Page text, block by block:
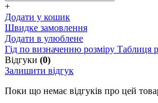
+
Додати у кошик
Швидке замовлення
Додати в улюблене
Гід по визначенню розміру Таблиця
Відгуки (0)
Залишити відгук
Поки що немає відгуків про цей